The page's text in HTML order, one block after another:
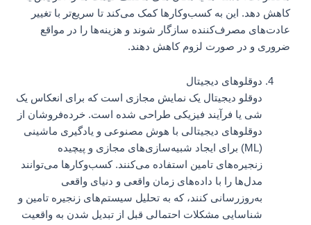
کاهش دهد. این به کسب‌وکارها کمک می‌کند تا سریع‌تر با تغییر
عادت‌های مصرف‌کننده سازگار شوند و هزینه‌ها را در مواقع
ضروری و در صورت لزوم کاهش دهند.
دوقلوهای دیجیتال
دوقلو دیجیتال یک نمایش مجازی است که برای انعکاس یک
شی یا فرآیند فیزیکی طراحی شده است. خرده‌فروشان از
دوقلوهای دیجیتالی با هوش مصنوعی و یادگیری ماشینی
(ML) برای ایجاد شبیه‌سازی‌های مجازی و پیچیده
زنجیره‌های تامین استفاده می‌کنند. کسب‌وکارها می‌توانند
مدل‌ها را با داده‌های زمان واقعی و دنیای واقعی
به‌روزرسانی کنند، که به تحلیل سیستم‌های زنجیره تامین و
شناسایی مشکلات احتمالی قبل از تبدیل شدن به واقعیت